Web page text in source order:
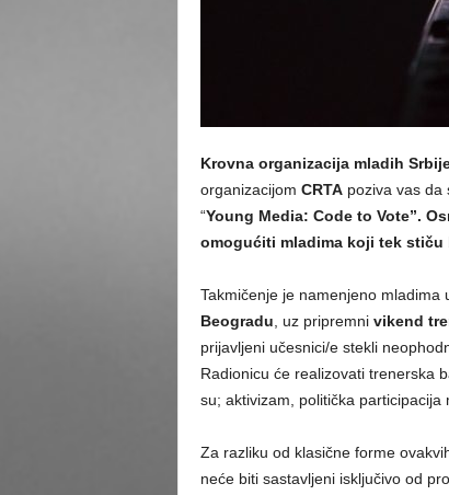
Krovna organizacija mladih
organizacijom CRTApoziva vas da
“Young Media: Code to Vote”.
omogućiti mladima koji tek
Takmičenje je namenjeno mladima
Beogradu , uz pripremni vikend
prijavljeni učesnici/e stekli
Radionicu će realizovati trenerska
su; aktivizam, politička participacija
Za razliku od klasične forme
neće biti sastavljeni isključivo od